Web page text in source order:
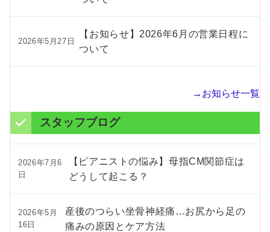
2026年5月27日
【お知らせ】2026年6月の営業日程に
ついて
→お知らせ一覧
スタッフブログ
2026年7月6
日
【ピアニストの悩み】母指CM関節症は
どうして起こる？
2026年5月
16日
産後のつらい坐骨神経痛…お尻から足の
痛みの原因とケア方法